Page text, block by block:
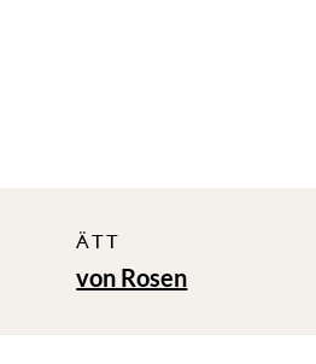
ÄTT
von Rosen